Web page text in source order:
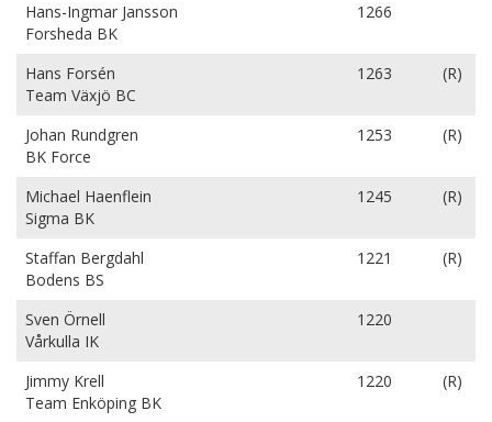
Hans-Ingmar Jansson
Forsheda BK
1266
Hans Forsén
Team Växjö BC
1263 (R)
Johan Rundgren
BK Force
1253 (R)
Michael Haenflein
Sigma BK
1245 (R)
Staffan Bergdahl
Bodens BS
1221 (R)
Sven Örnell
Vårkulla IK
1220
Jimmy Krell
Team Enköping BK
1220 (R)